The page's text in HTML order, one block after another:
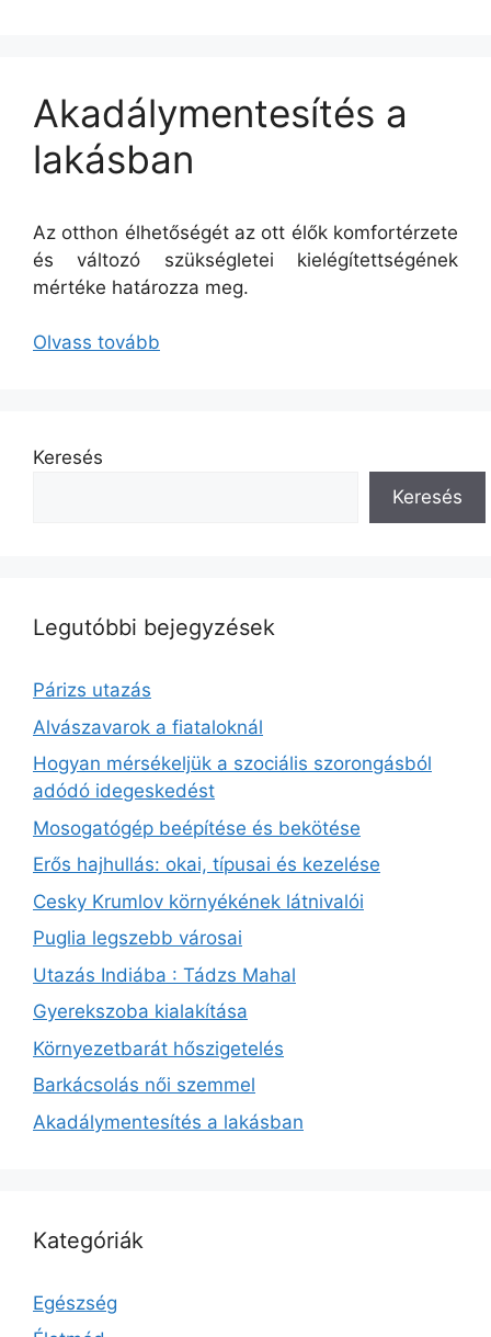
Akadálymentesítés a
lakásban
Az otthon élhetőségét az ott élők komfortérzete
és változó szükségletei kielégítettségének
mértéke határozza meg.
Olvass tovább
Keresés
Keresés
Legutóbbi bejegyzések
Párizs utazás
Alvászavarok a fiataloknál
Hogyan mérsékeljük a szociális szorongásból
adódó idegeskedést
Mosogatógép beépítése és bekötése
Erős hajhullás: okai, típusai és kezelése
Cesky Krumlov környékének látnivalói
Puglia legszebb városai
Utazás Indiába : Tádzs Mahal
Gyerekszoba kialakítása
Környezetbarát hőszigetelés
Barkácsolás női szemmel
Akadálymentesítés a lakásban
Kategóriák
Egészség